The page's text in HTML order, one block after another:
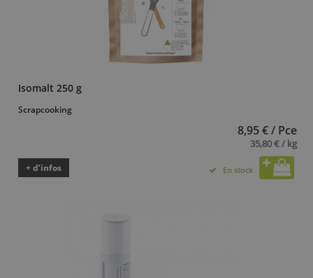
Isomalt 250 g
Scrapcooking
8,95 € / Pce
35,80 € / kg
+ d’infos En stock